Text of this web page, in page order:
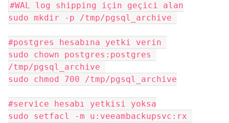
#WAL log shipping için geçici alan
sudo mkdir -p /tmp/pgsql_archive
#postgres hesabına yetki verin
sudo chown postgres:postgres
/tmp/pgsql_archive
sudo chmod 700 /tmp/pgsql_archive
#service hesabı yetkisi yoksa
sudo setfacl -m u:veeambackupsvc:rx